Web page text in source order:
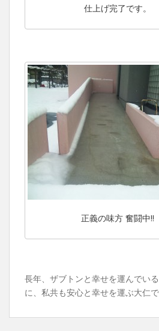
仕上げ完了です。
正義の味方 奮闘中!!
長年、ザブトンと幸せを運んでい
に、私共も安心と幸せを運ぶ大仁で